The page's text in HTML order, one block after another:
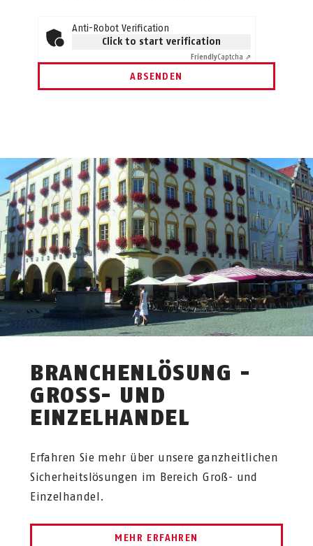
Anti-Robot Verification
Click to start verification
FriendlyCaptcha ⇗
ABSENDEN
BRANCHENLÖSUNG -
GROSS- UND E
INZELHANDEL
Erfahren Sie mehr über unsere ganzheitlichen
Sicherheitslösungen im Bereich Groß- und
Einzelhandel.
MEHR ERFAHREN